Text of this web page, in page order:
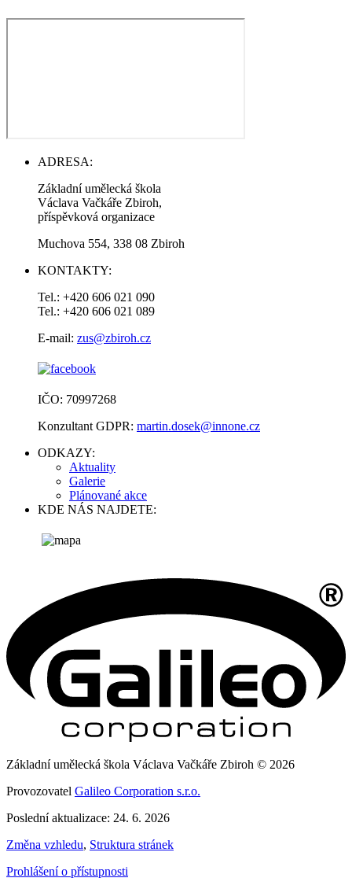
ADRESA:
Základní umělecká škola
Václava Vačkáře Zbiroh,
příspěvková organizace
Muchova 554, 338 08 Zbiroh
KONTAKTY:
Tel.: +420 606 021 090
Tel.: +420 606 021 089
E-mail: zus@zbiroh.cz
IČO: 70997268
Konzultant GDPR: martin.dosek@innone.cz
ODKAZY:
Aktuality
Galerie
Plánované akce
KDE NÁS NAJDETE:
Základní umělecká škola Václava Vačkáře Zbiroh © 2026
Provozovatel Galileo Corporation s.r.o.
Poslední aktualizace: 24. 6. 2026
Změna vzhledu, Struktura stránek
Prohlášení o přístupnosti